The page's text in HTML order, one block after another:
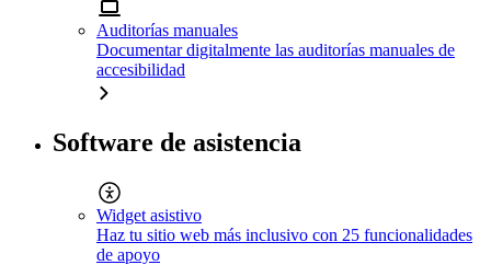
Auditorías manuales
Documentar digitalmente las auditorías manuales de
accesibilidad
Software de asistencia
Widget asistivo
Haz tu sitio web más inclusivo con 25 funcionalidades
de apoyo